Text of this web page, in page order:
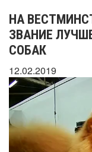
НА
ЗВАНИЕ
СОБАК
12.02.2019